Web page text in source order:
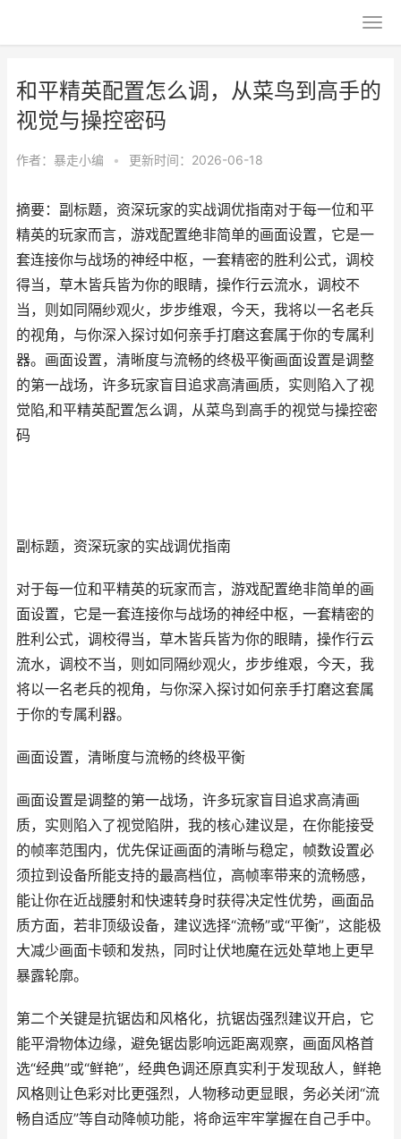
和平精英配置怎么调，从菜鸟到高手的
视觉与操控密码
作者： 暴走小编 • 更新时间：2026-06-18
摘要：副标题，资深玩家的实战调优指南对于每一位和平
精英的玩家而言，游戏配置绝非简单的画面设置，它是一
套连接你与战场的神经中枢，一套精密的胜利公式，调校
得当，草木皆兵皆为你的眼睛，操作行云流水，调校不
当，则如同隔纱观火，步步维艰，今天，我将以一名老兵
的视角，与你深入探讨如何亲手打磨这套属于你的专属利
器。画面设置，清晰度与流畅的终极平衡画面设置是调整
的第一战场，许多玩家盲目追求高清画质，实则陷入了视
觉陷,和平精英配置怎么调，从菜鸟到高手的视觉与操控密
码
副标题，资深玩家的实战调优指南
对于每一位和平精英的玩家而言，游戏配置绝非简单的画
面设置，它是一套连接你与战场的神经中枢，一套精密的
胜利公式，调校得当，草木皆兵皆为你的眼睛，操作行云
流水，调校不当，则如同隔纱观火，步步维艰，今天，我
将以一名老兵的视角，与你深入探讨如何亲手打磨这套属
于你的专属利器。
画面设置，清晰度与流畅的终极平衡
画面设置是调整的第一战场，许多玩家盲目追求高清画
质，实则陷入了视觉陷阱，我的核心建议是，在你能接受
的帧率范围内，优先保证画面的清晰与稳定，帧数设置必
须拉到设备所能支持的最高档位，高帧率带来的流畅感，
能让你在近战腰射和快速转身时获得决定性优势，画面品
质方面，若非顶级设备，建议选择“流畅”或“平衡”，这能极
大减少画面卡顿和发热，同时让伏地魔在远处草地上更早
暴露轮廓。
第二个关键是抗锯齿和风格化，抗锯齿强烈建议开启，它
能平滑物体边缘，避免锯齿影响远距离观察，画面风格首
选“经典”或“鲜艳”，经典色调还原真实利于发现敌人，鲜艳
风格则让色彩对比更强烈，人物移动更显眼，务必关闭“流
畅自适应”等自动降帧功能，将命运牢牢掌握在自己手中。